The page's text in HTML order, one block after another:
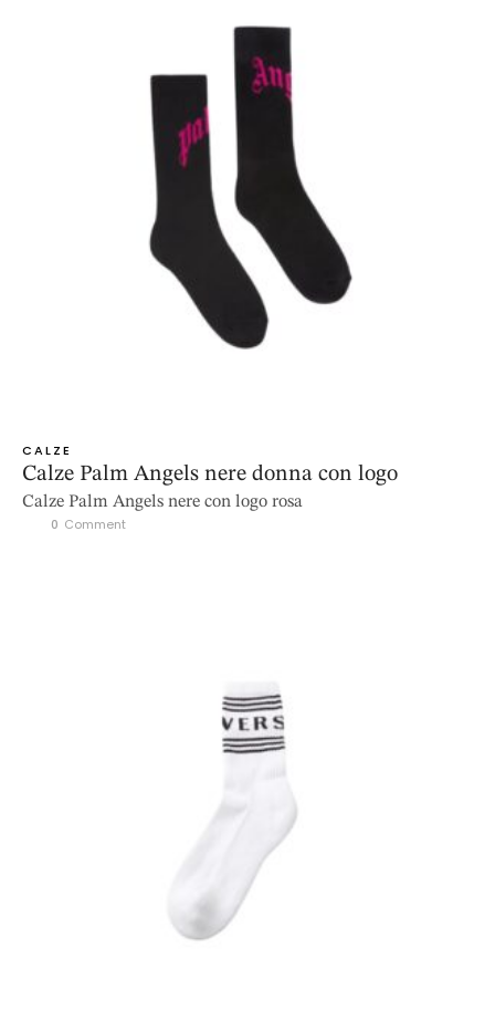
CALZE
Calze Palm Angels nere donna con logo
Calze Palm Angels nere con logo rosa
0 Comment